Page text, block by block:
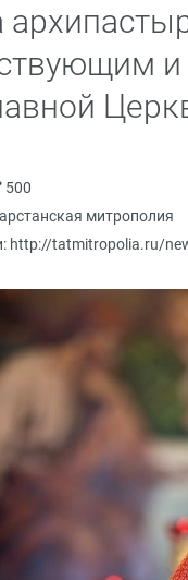
и
500
митрополия
http://tatmitropolia.ru/